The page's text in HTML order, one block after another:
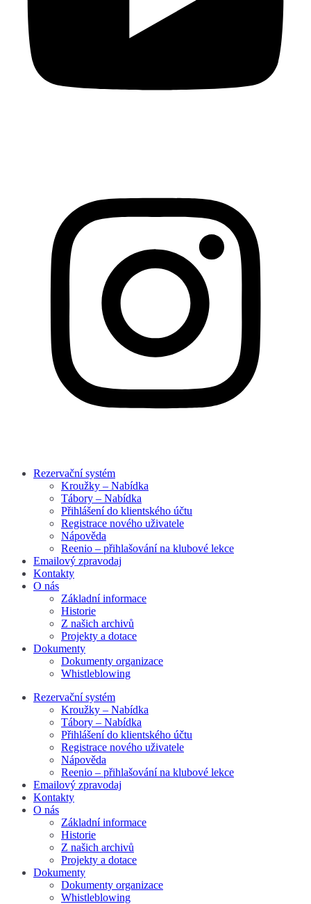
Rezervační systém
Kroužky – Nabídka
Tábory – Nabídka
Přihlášení do klientského účtu
Registrace nového uživatele
Nápověda
Reenio – přihlašování na klubové lekce
Emailový zpravodaj
Kontakty
O nás
Základní informace
Historie
Z našich archivů
Projekty a dotace
Dokumenty
Dokumenty organizace
Whistleblowing
Rezervační systém
Kroužky – Nabídka
Tábory – Nabídka
Přihlášení do klientského účtu
Registrace nového uživatele
Nápověda
Reenio – přihlašování na klubové lekce
Emailový zpravodaj
Kontakty
O nás
Základní informace
Historie
Z našich archivů
Projekty a dotace
Dokumenty
Dokumenty organizace
Whistleblowing